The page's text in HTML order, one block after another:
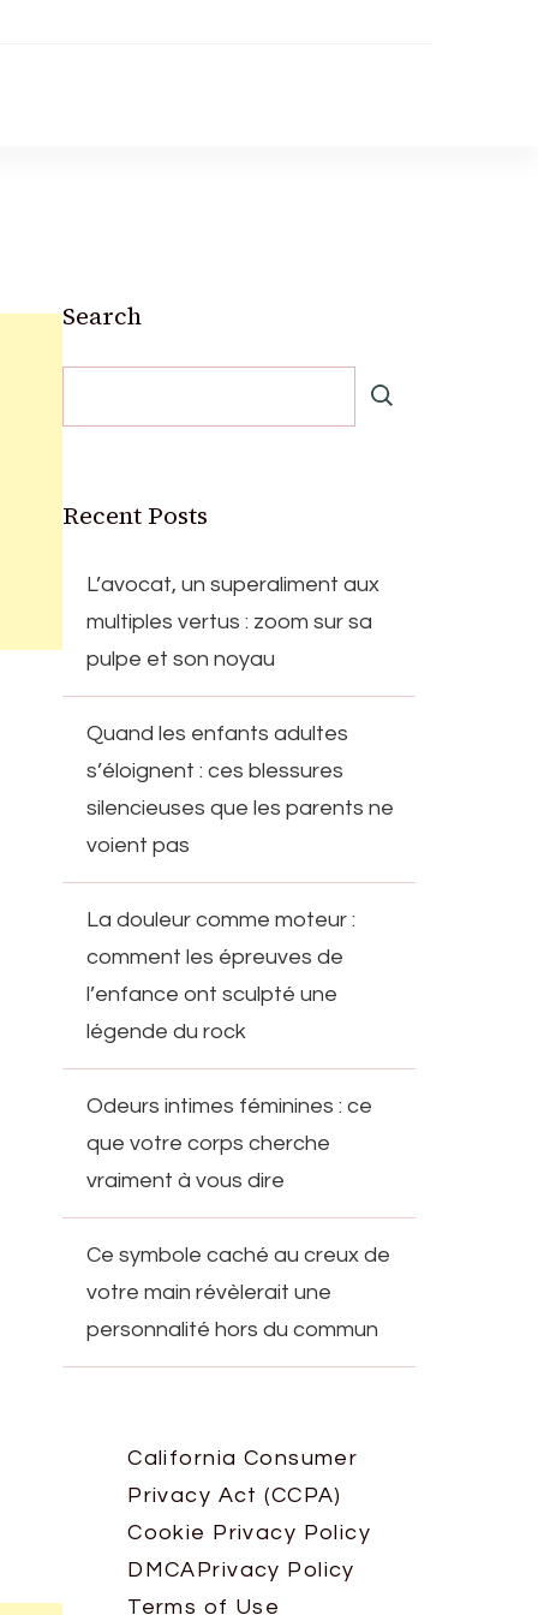
Search
Recent Posts
L’avocat, un superaliment aux
multiples vertus : zoom sur sa
pulpe et son noyau
Quand les enfants adultes
s’éloignent : ces blessures
silencieuses que les parents ne
voient pas
La douleur comme moteur :
comment les épreuves de
l’enfance ont sculpté une
légende du rock
Odeurs intimes féminines : ce
que votre corps cherche
vraiment à vous dire
Ce symbole caché au creux de
votre main révèlerait une
personnalité hors du commun
California Consumer
Privacy Act (CCPA)
Cookie Privacy Policy
DMCAPrivacy Policy
Terms of Use